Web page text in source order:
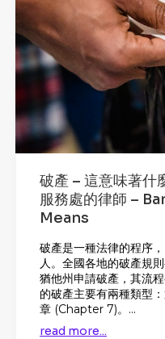
破產 – 這意味著什
服務處的律師 –
Means
破產是一種法律的程序
人。全國各地的破產規
猶他州申請破產，其流
的破產主要有兩種類型
章 (Chapter 7)。...
read more...